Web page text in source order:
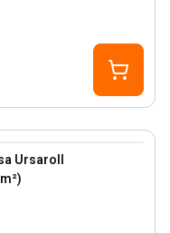
Ursaroll